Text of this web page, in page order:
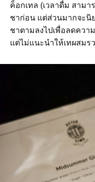
ค็อกเทล (เวลาดื่ม สามา
ชาก่อน แต่ส่วนมากจะนิ
ชาตามลงไปเพื่อลดคว
แต่ไม่แนะนำให้เทผสมร